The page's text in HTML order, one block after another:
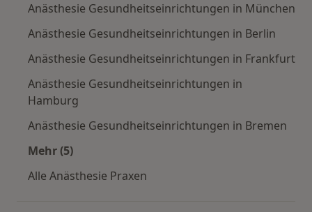
Anästhesie Gesundheitseinrichtungen in München
Anästhesie Gesundheitseinrichtungen in Berlin
Anästhesie Gesundheitseinrichtungen in Frankfurt
Anästhesie Gesundheitseinrichtungen in
Hamburg
Anästhesie Gesundheitseinrichtungen in Bremen
Mehr (5)
Alle Anästhesie Praxen